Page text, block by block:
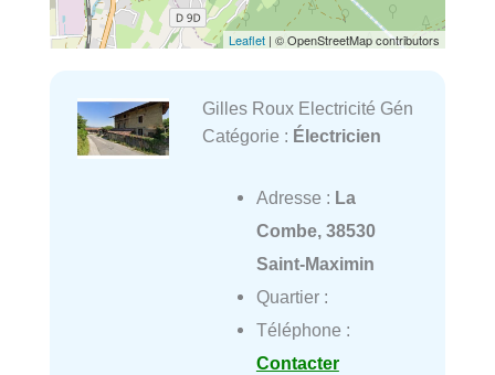
Leaflet | © OpenStreetMap contributors
Gilles Roux Electricité Gén
Catégorie : Électricien
Adresse : La
Combe, 38530
Saint-Maximin
Quartier :
Téléphone :
Contacter